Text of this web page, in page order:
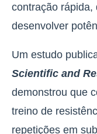
contração rápida,
desenvolver
Um estudo
Scientific and
demonstrou que
treino de
repetições em